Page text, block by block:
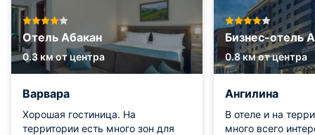
Отель Абакан
0.3 км от центра
Варвара
Хорошая гостиница. На
территории есть много зон для
Бизнес-отель
0.8 км от центра
Ангилина
В отеле и на
много всего